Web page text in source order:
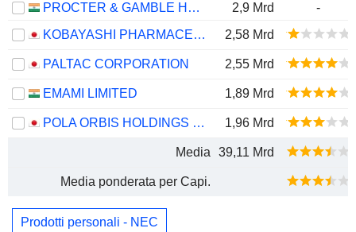
PROCTER & GAMBLE HYGIENE AND HEALTH CARE LIMITED
2,9 Mrd
-
KOBAYASHI PHARMACEUTICAL CO., LTD.
2,58 Mrd
PALTAC CORPORATION 2,55 Mrd
EMAMI LIMITED 1,89 Mrd
POLA ORBIS HOLDINGS INC. 1,96 Mrd
Media 39,11 Mrd
Media ponderata per Capi.
Prodotti personali - NEC